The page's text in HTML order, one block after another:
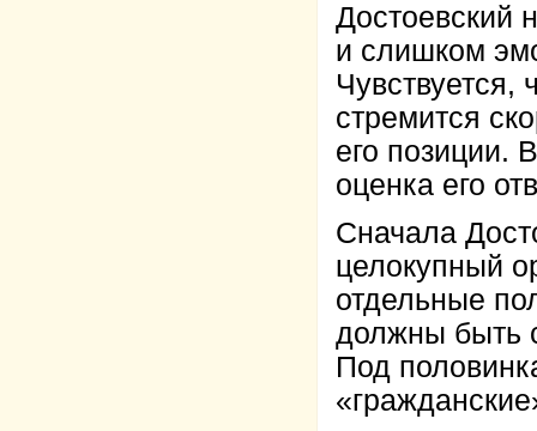
Достоевский
и слишком
Чувствуется,
стремится
его позиции.
оценка его
Сначала
целокупный
отдельные
должны быть
Под